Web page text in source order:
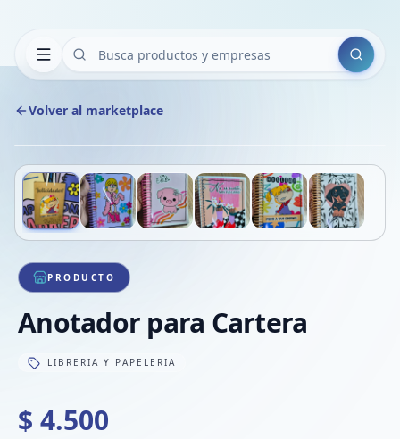
Buscar
Volver al marketplace
VER
1/6
PRODUCTO
Anotador para Cartera
LIBRERIA Y PAPELERIA
$ 4.500